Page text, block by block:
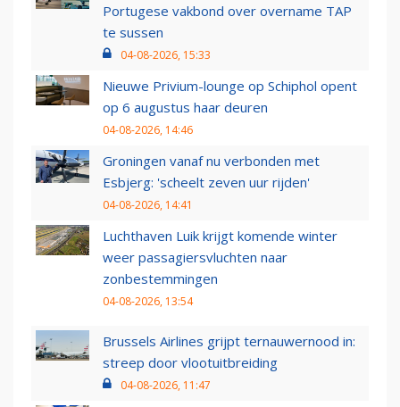
Portugese vakbond over overname TAP
te sussen
04-08-2026, 15:33
Nieuwe Privium-lounge op Schiphol opent
op 6 augustus haar deuren
04-08-2026, 14:46
Groningen vanaf nu verbonden met
Esbjerg: 'scheelt zeven uur rijden'
04-08-2026, 14:41
Luchthaven Luik krijgt komende winter
weer passagiersvluchten naar
zonbestemmingen
04-08-2026, 13:54
Brussels Airlines grijpt ternauwernood in:
streep door vlootuitbreiding
04-08-2026, 11:47